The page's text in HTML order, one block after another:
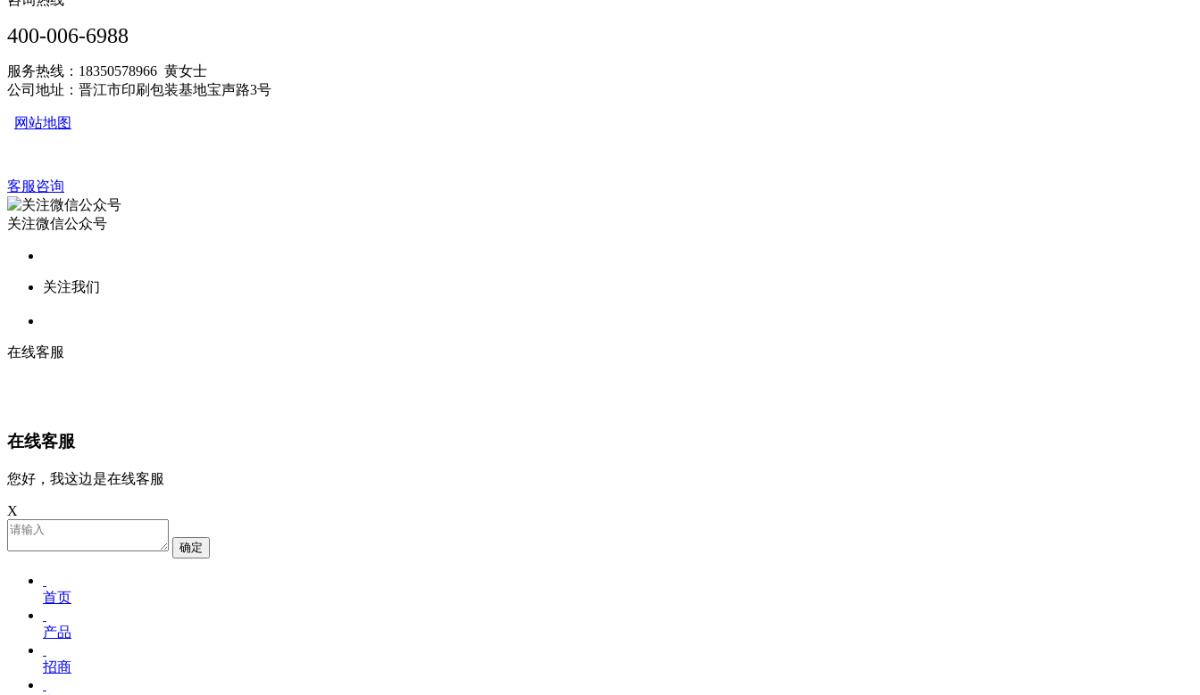
400-006-6988
服务热线：18350578966 黄女士
公司地址：晋江市印刷包装基地宝声路3号
网站地图
客服咨询
关注微信公众号
关注我们
在线客服
在线客服
您好，我这边是在线客服
X
确定
首页
产品
招商